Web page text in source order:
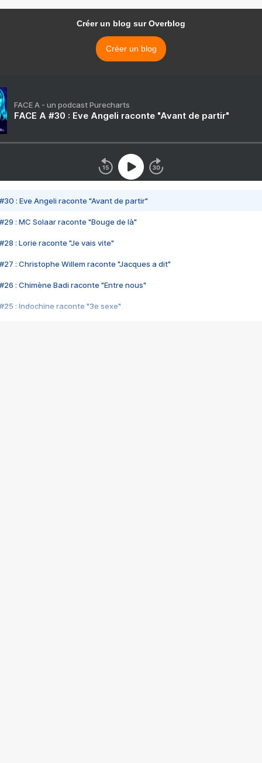
Créer un blog sur Overblog
Créer un blog
FACE A - un podcast Purecharts
FACE A #30 : Eve Angeli raconte "Avant de partir"
#30 : Eve Angeli raconte "Avant de partir"
#29 : MC Solaar raconte "Bouge de là"
#28 : Lorie raconte "Je vais vite"
#27 : Christophe Willem raconte "Jacques a dit"
#26 : Chimène Badi raconte "Entre nous"
#25 : Indochine raconte "3e sexe"